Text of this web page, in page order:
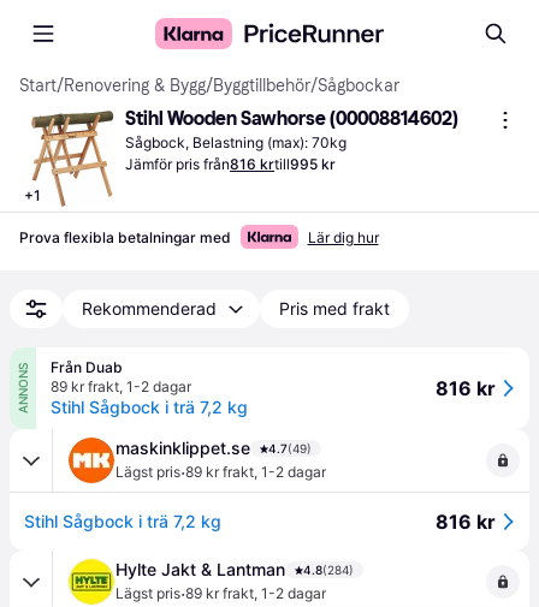
Start/Renovering & Bygg/Byggtillbehör/Sågbockar
+1
Stihl Wooden Sawhorse (00008814602)
Sågbock, Belastning (max): 70kg
Jämför pris från816 krtill995 kr
Prova flexibla betalningar med Lär dig hur
Rekommenderad Pris med frakt
ANNONS
Från Duab
89 kr frakt, 1-2 dagar
Stihl Sågbock i trä 7,2 kg
816 kr
maskinklippet.se 4.7(49)
Lägst pris·89 kr frakt, 1-2 dagar
Stihl Sågbock i trä 7,2 kg 816 kr
Hylte Jakt & Lantman 4.8(284)
Lägst pris·89 kr frakt, 1-2 dagar